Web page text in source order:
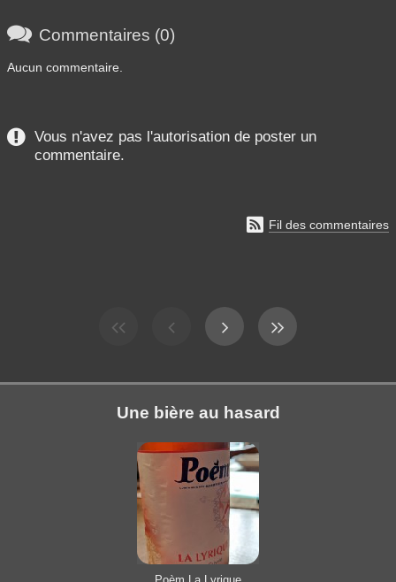
 Commentaires (0)
Aucun commentaire.
Vous n'avez pas l'autorisation de poster un
commentaire.
 Fil des commentaires
Une bière au hasard